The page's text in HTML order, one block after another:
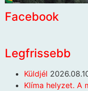
Facebook
Legfrissebb
Küldjél
Klíma helyzet. A